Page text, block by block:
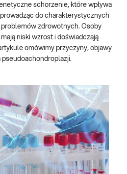
schorzenie, które wpływa
do charakterystycznych
zdrowotnych. Osoby
niski wzrost i doświadczają
omówimy przyczyny, objawy